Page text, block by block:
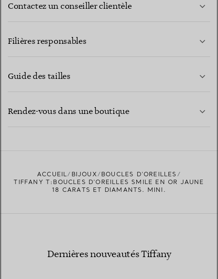
Contactez un conseiller clientèle
Filières responsables
Guide des tailles
Rendez-vous dans une boutique
TROUVEZ LA BOUTIQUE LA PLUS PROCHE
ACCUEIL BIJOUX
BOUCLES D’OREILLES
TIFFANY T:BOUCLES D’OREILLES SMILE EN OR JAUNE
18 CARATS ET DIAMANTS. MINI.
Dernières nouveautés Tiffany